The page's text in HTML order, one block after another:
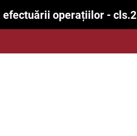
efectuării operațiilor - cls.2